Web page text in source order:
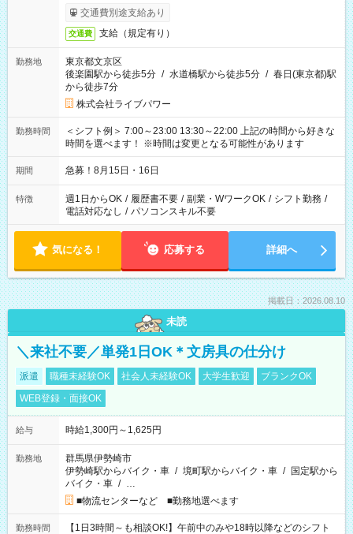
交通費別途支給あり
交通費 支給（規定有り）
勤務地
東京都文京区
後楽園駅から徒歩5分 / 水道橋駅から徒歩5分 / 春日(東京都)駅
から徒歩7分
株式会社ライブパワー
勤務時間
＜シフト例＞ 7:00～23:00 13:30～22:00 上記の時間から好きな
時間を選べます！ ※時間は変更となる可能性があります
期間 急募！8月15日・16日
特徴 週1日からOK / 履歴書不要 / 副業・WワークOK / シフト勤務 /
電話対応なし / パソコンスキル不要
気になる！ 応募する 詳細へ
掲載日：2026.08.10
未読
＼来社不要／単発1日OK＊文房具の仕分け
派遣 職種未経験OK 社会人未経験OK 大学生歓迎
ブランクOK
WEB登録・面接OK
給与 時給1,300円～1,625円
勤務地
群馬県伊勢崎市
伊勢崎駅からバイク・車 / 境町駅からバイク・車 / 国定駅から
バイク・車 / …
■物流センターなど ■勤務地選べます
勤務時間
【1日3時間～も相談OK!】午前中のみや18時以降などのシフト